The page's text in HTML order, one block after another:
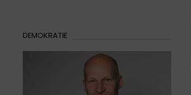
DEMOKRATIE